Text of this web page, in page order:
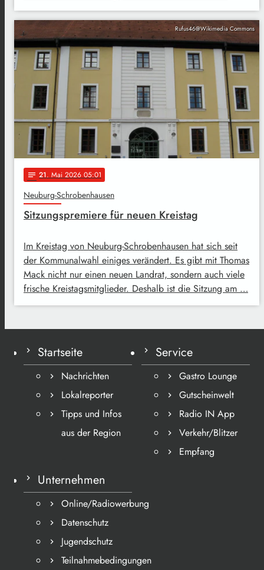
Rufus46@Wikimedia Commons
notes 21. Mai 2026 05:01
Neuburg-Schrobenhausen
Sitzungspremiere für neuen Kreistag
Im Kreistag von Neuburg-Schrobenhausen hat sich seit
der Kommunalwahl einiges verändert. Es gibt mit Thomas
Mack nicht nur einen neuen Landrat, sondern auch viele
frische Kreistagsmitglieder. Deshalb ist die Sitzung am …
Startseite
Nachrichten
Lokalreporter
Tipps und Infos
aus der Region
Service
Gastro Lounge
Gutscheinwelt
Radio IN App
Verkehr/Blitzer
Empfang
Unternehmen
Online/Radiowerbung
Datenschutz
Jugendschutz
Teilnahmebedingungen